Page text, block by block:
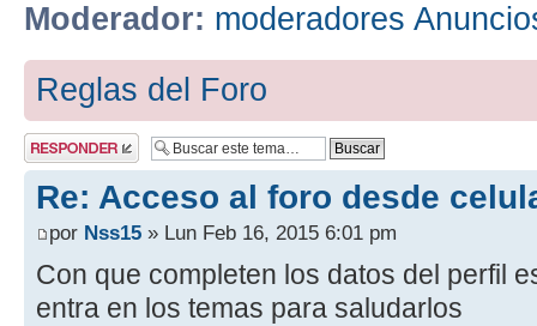
Moderador: moderadores
Reglas del Foro
Publicar una
respuesta
Re: Acceso al foro desde
por Nss15 » Lun Feb 16, 2015 6:01 pm
Con que completen los datos del perfil
entra en los temas para saludarlos